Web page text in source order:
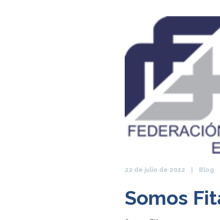
22 de julio de 2022 Blog
Somos